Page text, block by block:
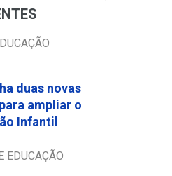
duas novas
ampliar o
Infantil
EDUCAÇÃO